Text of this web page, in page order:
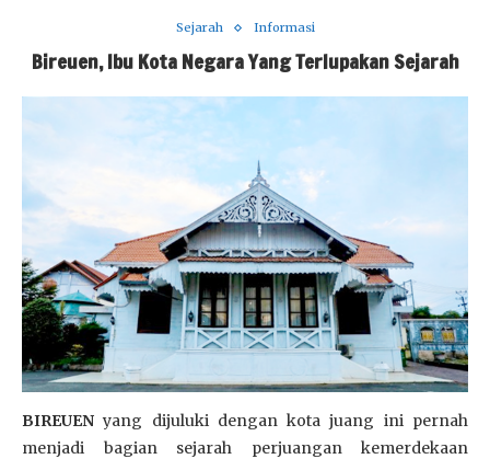
Sejarah Informasi
Bireuen, Ibu Kota Negara Yang Terlupakan Sejarah
BIREUEN yang dijuluki dengan kota juang ini pernah
menjadi bagian sejarah perjuangan kemerdekaan